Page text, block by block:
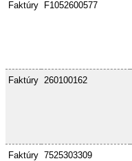
Faktúry F1052600577
Faktúry 260100162
Faktúry 7525303309